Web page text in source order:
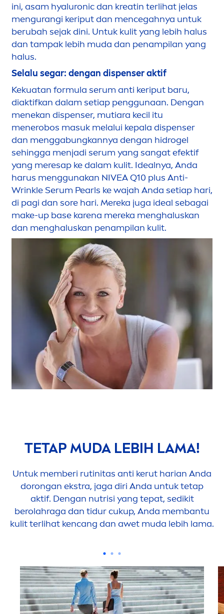
ini, asam hyaluronic dan kreatin terlihat jelas
mengurangi keriput dan mencegahnya untuk
berubah sejak dini. Untuk kulit yang lebih halus
dan tampak lebih muda dan penampilan yang
halus.
Selalu segar: dengan dispenser aktif
Kekuatan formula serum anti keriput baru,
diaktifkan dalam setiap penggunaan. Dengan
menekan dispenser, mutiara kecil itu
menerobos masuk melalui kepala dispenser
dan menggabungkannya dengan hidrogel
sehingga menjadi serum yang sangat efektif
yang meresap ke dalam kulit. Idealnya, Anda
harus menggunakan NIVEAQ10 plus Anti-
Wrinkle Serum Pearls ke wajah Anda setiap hari,
di pagi dan sore hari. Mereka juga ideal sebagai
make-up base karena mereka menghaluskan
dan menghaluskan penampilan kulit.
TETAP MUDA LEBIH LAMA!
Untuk memberi rutinitas anti kerut harian Anda
dorongan ekstra, jaga diri Anda untuk tetap
aktif. Dengan nutrisi yang tepat, sedikit
berolahraga dan tidur cukup, Anda membantu
kulit terlihat kencang dan awet muda lebih lama.